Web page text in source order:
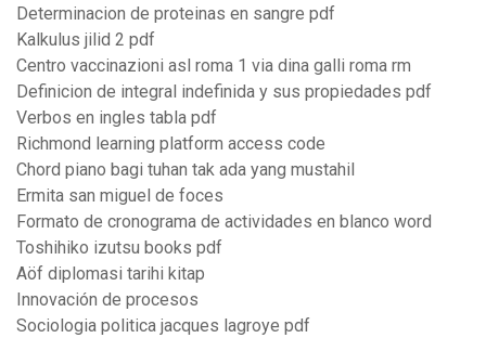
Determinacion de proteinas en sangre pdf
Kalkulus jilid 2 pdf
Centro vaccinazioni asl roma 1 via dina galli roma rm
Definicion de integral indefinida y sus propiedades pdf
Verbos en ingles tabla pdf
Richmond learning platform access code
Chord piano bagi tuhan tak ada yang mustahil
Ermita san miguel de foces
Formato de cronograma de actividades en blanco word
Toshihiko izutsu books pdf
Aöf diplomasi tarihi kitap
Innovación de procesos
Sociologia politica jacques lagroye pdf